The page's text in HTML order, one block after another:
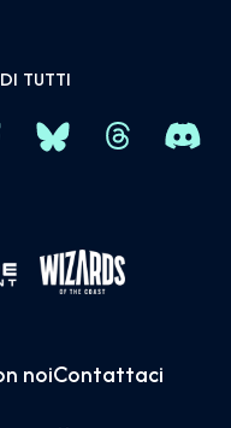
TUTTI
noiContattaci